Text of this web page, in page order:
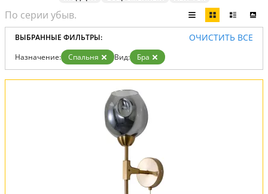
ВЫБРАННЫЕ ФИЛЬТРЫ: ОЧИСТИТЬ ВСЕ
Назначение: Спальня Вид: Бра